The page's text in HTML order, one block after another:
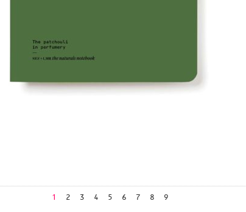
1 2 3 4 5 6 7 8 9